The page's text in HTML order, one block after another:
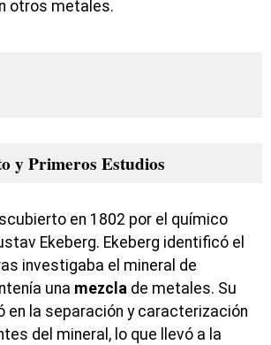
otros metales.
y Primeros Estudios
en 1802 por el químico
Ekeberg. Ekeberg identificó el
investigaba el mineral de
una mezcla de metales. Su
en la separación y caracterización
del mineral, lo que llevó a la